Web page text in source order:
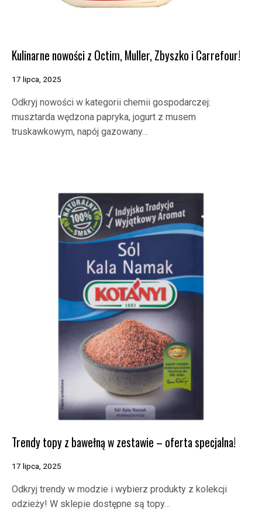
Kulinarne nowości z Octim, Muller, Zbyszko i Carrefour!
17 lipca, 2025
Odkryj nowości w kategorii chemii gospodarczej:
musztarda wędzona papryka, jogurt z musem
truskawkowym, napój gazowany…
Trendy topy z bawełną w zestawie – oferta specjalna!
17 lipca, 2025
Odkryj trendy w modzie i wybierz produkty z kolekcji
odzieży! W sklepie dostępne są topy…